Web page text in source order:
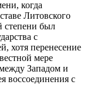
когда
Литовского
степени был
с
хотя перенесение
мере
Западом и
воссоединения с